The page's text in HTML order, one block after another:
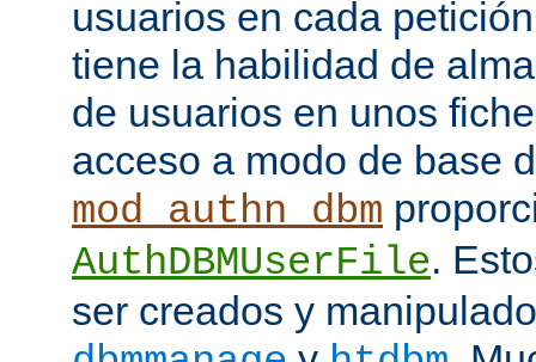
usuarios en cada
tiene la habilidad de
de usuarios en unos
acceso a modo de base
mod_authn_dbm
AuthDBMUserFile.
ser creados y